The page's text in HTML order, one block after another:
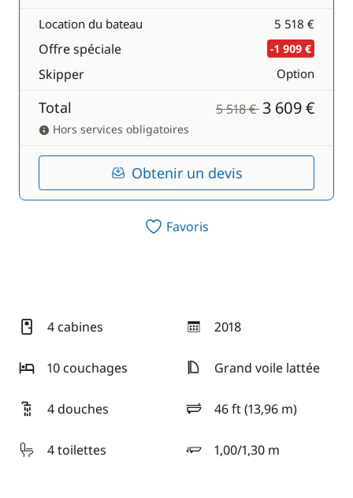
Location du bateau 5 518 €
Offre spéciale -1 909 €
Skipper Option
Total 5 518 € 3 609 €
Hors services obligatoires
Obtenir un devis
Favoris
4 cabines 2018
année
10 couchages
Grand voile lattée
4 douches 46 ft (13,96 m)
longueur
4 toilettes
1,00/1,30 m
tirant d'eau